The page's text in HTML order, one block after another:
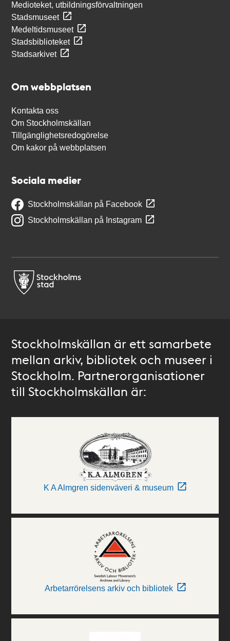
Medioteket, utbildningsförvaltningen
Stadsmuseet
Medeltidsmuseet
Stadsbiblioteket
Stadsarkivet
Om webbplatsen
Kontakta oss
Om Stockholmskällan
Tillgänglighetsredogörelse
Om kakor på webbplatsen
Sociala medier
Stockholmskällan på Facebook
Stockholmskällan på Instagram
Stockholmskällan är ett samarbete
mellan arkiv, bibliotek och museer i
Stockholm. Partnerorganisationer
till Stockholmskällan är:
K A Almgren sidenväveri & museum
Arbetarrörelsens arkiv och bibliotek